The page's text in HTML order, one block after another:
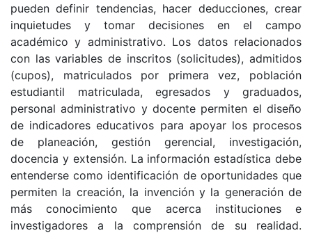
pueden definir tendencias, hacer deducciones, crear
inquietudes y tomar decisiones en el campo
académico y administrativo. Los datos relacionados
con las variables de inscritos (solicitudes), admitidos
(cupos), matriculados por primera vez, población
estudiantil matriculada, egresados y graduados,
personal administrativo y docente permiten el diseño
de indicadores educativos para apoyar los procesos
de planeación, gestión gerencial, investigación,
docencia y extensión. La información estadística debe
entenderse como identificación de oportunidades que
permiten la creación, la invención y la generación de
más conocimiento que acerca instituciones e
investigadores a la comprensión de su realidad.